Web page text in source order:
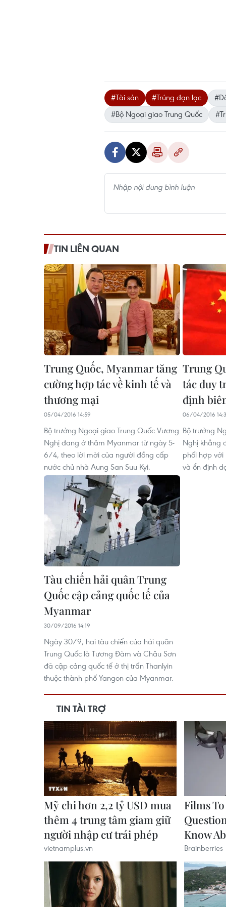
#Tài sản #Trúng đạn lạc
#Bộ Ngoại giao Trung Quốc
TIN LIÊN QUAN
Trung Quốc, Myanmar tăng
cường hợp tác về kinh tế và
thương mại
05/04/2016 14:59
Bộ trưởng Ngoại giao Trung Quốc Vương
Nghị đang ở thăm Myanmar từ ngày 5-
6/4, theo lời mời của người đồng cấp
nước chủ nhà Aung San Suu Kyi.
Trung
tác duy
định
06/04/2016
Bộ trưởng
Nghị khẳng
phối hợp
và ổn định
Tàu chiến hải quân Trung
Quốc cập cảng quốc tế của
Myanmar
30/09/2016 14:19
Ngày 30/9, hai tàu chiến của hải quân
Trung Quốc là Tương Đàm và Châu Sơn
đã cập cảng quốc tế ở thị trấn Thanlyin
thuộc thành phố Yangon của Myanmar.